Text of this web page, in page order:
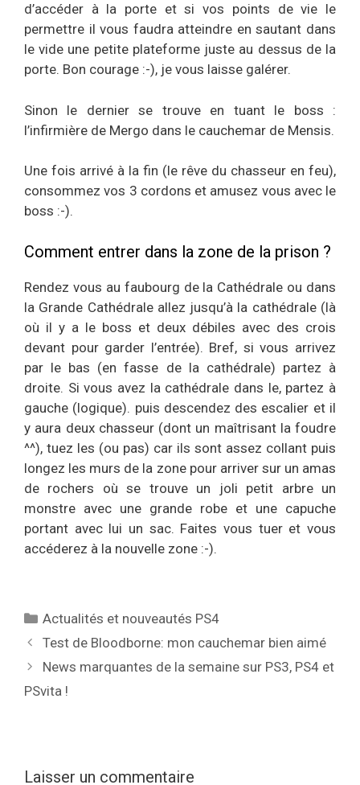
d’accéder à la porte et si vos points de vie le
permettre il vous faudra atteindre en sautant dans
le vide une petite plateforme juste au dessus de la
porte. Bon courage :-), je vous laisse galérer.
Sinon le dernier se trouve en tuant le boss :
l’infirmière de Mergo dans le cauchemar de Mensis.
Une fois arrivé à la fin (le rêve du chasseur en feu),
consommez vos 3 cordons et amusez vous avec le
boss :-).
Comment entrer dans la zone de la prison ?
Rendez vous au faubourg de la Cathédrale ou dans
la Grande Cathédrale allez jusqu’à la cathédrale (là
où il y a le boss et deux débiles avec des crois
devant pour garder l’entrée). Bref, si vous arrivez
par le bas (en fasse de la cathédrale) partez à
droite. Si vous avez la cathédrale dans le, partez à
gauche (logique). puis descendez des escalier et il
y aura deux chasseur (dont un maîtrisant la foudre
^^), tuez les (ou pas) car ils sont assez collant puis
longez les murs de la zone pour arriver sur un amas
de rochers où se trouve un joli petit arbre un
monstre avec une grande robe et une capuche
portant avec lui un sac. Faites vous tuer et vous
accéderez à la nouvelle zone :-).
Catégories
Actualités et nouveautés PS4
Test de Bloodborne: mon cauchemar bien aimé
News marquantes de la semaine sur PS3, PS4 et
PSvita !
Laisser un commentaire